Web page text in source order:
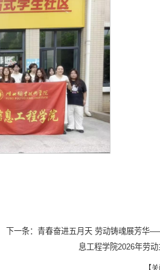
下一条： 青春奋进五月天 劳动铸魂展芳华
息工程学院2026年劳动
【关